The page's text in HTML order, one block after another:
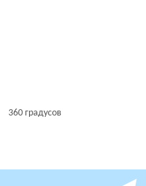
360 градусов